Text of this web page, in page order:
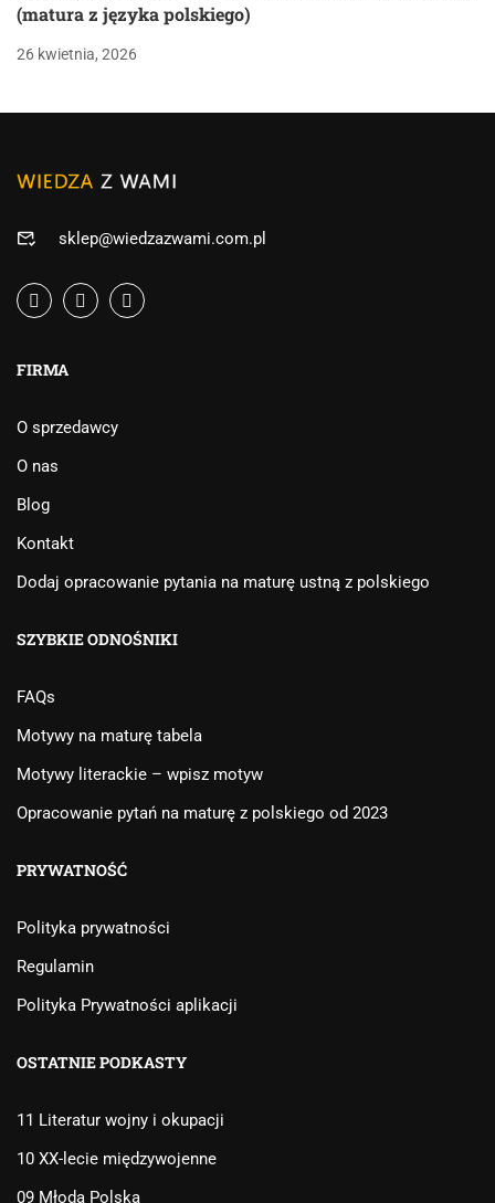
(matura z języka polskiego)
26 kwietnia, 2026
sklep@wiedzazwami.com.pl
FIRMA
O sprzedawcy
O nas
Blog
Kontakt
Dodaj opracowanie pytania na maturę ustną z polskiego
SZYBKIE ODNOŚNIKI
FAQs
Motywy na maturę tabela
Motywy literackie – wpisz motyw
Opracowanie pytań na maturę z polskiego od 2023
PRYWATNOŚĆ
Polityka prywatności
Regulamin
Polityka Prywatności aplikacji
OSTATNIE PODKASTY
11 Literatur wojny i okupacji
10 XX-lecie międzywojenne
09 Młoda Polska